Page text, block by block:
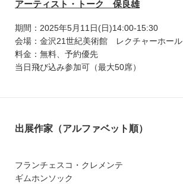
アーティスト・トーク 保良雄
期間：2025年5月11日(日)14:00-15:30
会場：金沢21世紀美術館 レクチャーホール
料金：無料、予約優先
当日飛び込み参加可（最大50席）
出展作家（アルファベット順）
フランチェスコ・クレメンテ
ギムホンソック